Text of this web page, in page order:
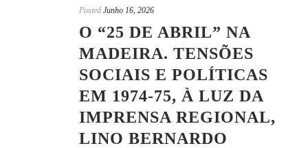
Posted Junho 16, 2026
O “25 DE ABRIL” NA
MADEIRA. TENSÕES
SOCIAIS E POLÍTICAS
EM 1974-75, À LUZ DA
IMPRENSA REGIONAL,
LINO BERNARDO